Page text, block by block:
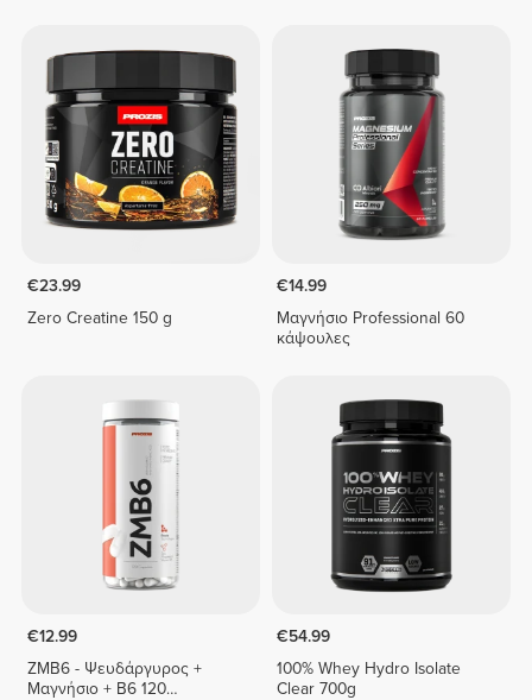
€23.99
Zero Creatine 150 g
€14.99
Μαγνήσιο Professional 60
κάψουλες
€12.99
ZMB6 - Ψευδάργυρος +
Μαγνήσιο + B6 120
€54.99
100% Whey Hydro Isolate
Clear 700g